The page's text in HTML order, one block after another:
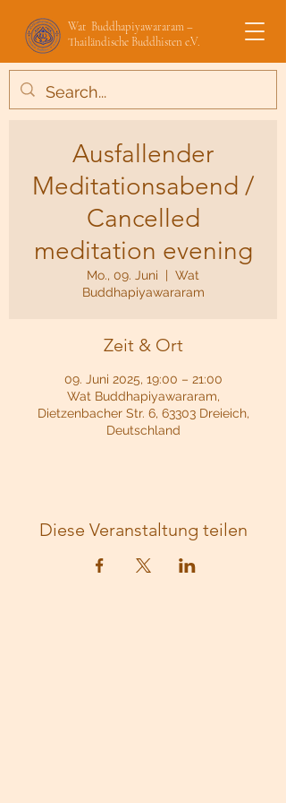
Wat Buddhapiyawararam –
Thailändische Buddhisten e.V.
Ausfallender
Meditationsabend /
Cancelled
meditation evening
Mo., 09. Juni
  |
Wat
Buddhapiyawararam
Zeit & Ort
09. Juni 2025, 19:00 – 21:00
Wat Buddhapiyawararam,
Dietzenbacher Str. 6, 63303 Dreieich,
Deutschland
Diese Veranstaltung teilen